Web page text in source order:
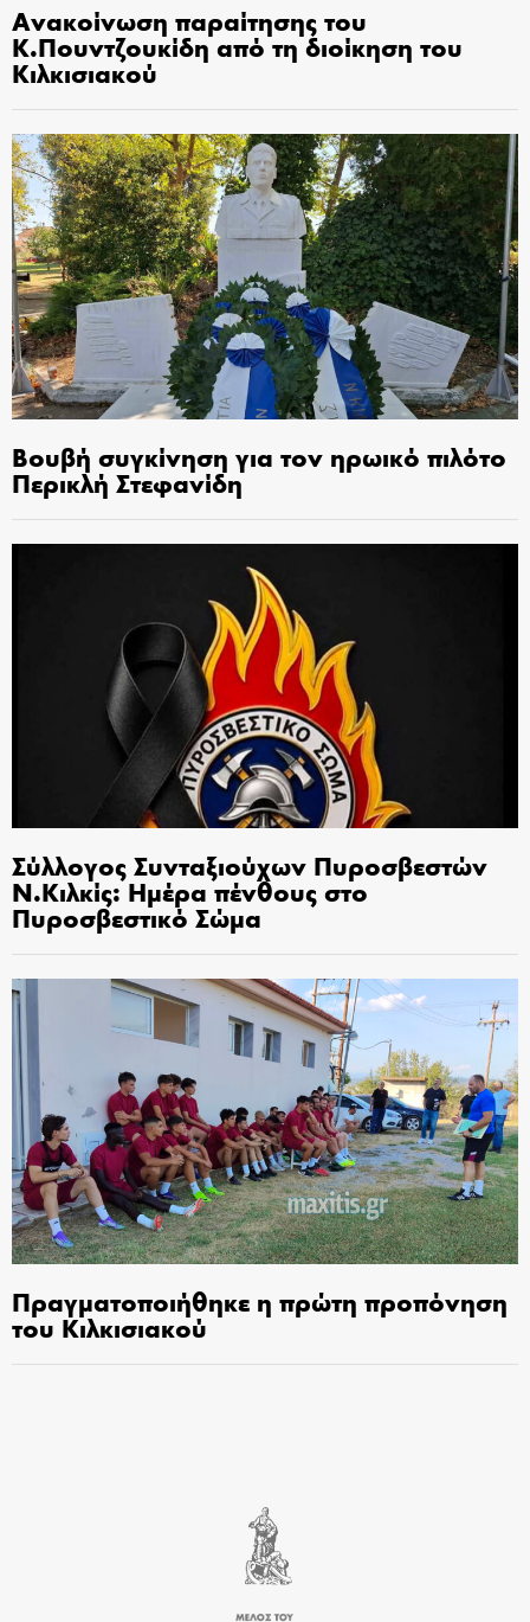
Ανακοίνωση παραίτησης του
Κ.Πουντζουκίδη από τη διοίκηση του
Κιλκισιακού
Βουβή συγκίνηση για τον ηρωικό πιλότο
Περικλή Στεφανίδη
Σύλλογος Συνταξιούχων Πυροσβεστών
Ν.Κιλκίς: Ημέρα πένθους στο
Πυροσβεστικό Σώμα
Πραγματοποιήθηκε η πρώτη προπόνηση
του Κιλκισιακού